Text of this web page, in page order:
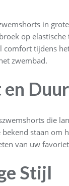
in
op
tijdens
zwembad.
die
staan om
van uw
Stijl